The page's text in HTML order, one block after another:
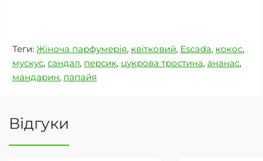
Теги: Жіноча парфумерія, квітковий, Escada, кокос,
мускус, сандал, персик, цукрова тростина, ананас,
мандарин, папайя
Відгуки